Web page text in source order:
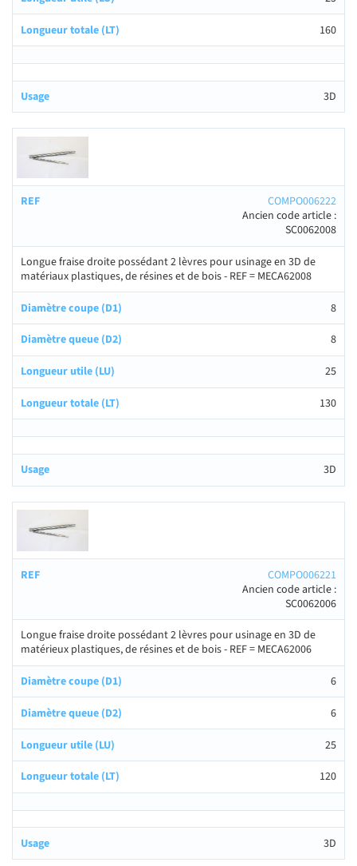
160
3D
COMPO006222
Ancien code article :
SC0062008
Longue fraise droite possédant 2 lèvres pour usinage en 3D de
matériaux plastiques, de résines et de bois - REF = MECA62008
8
8
25
130
3D
COMPO006221
Ancien code article :
SC0062006
Longue fraise droite possédant 2 lèvres pour usinage en 3D de
matérieux plastiques, de résines et de bois - REF = MECA62006
6
6
25
120
3D